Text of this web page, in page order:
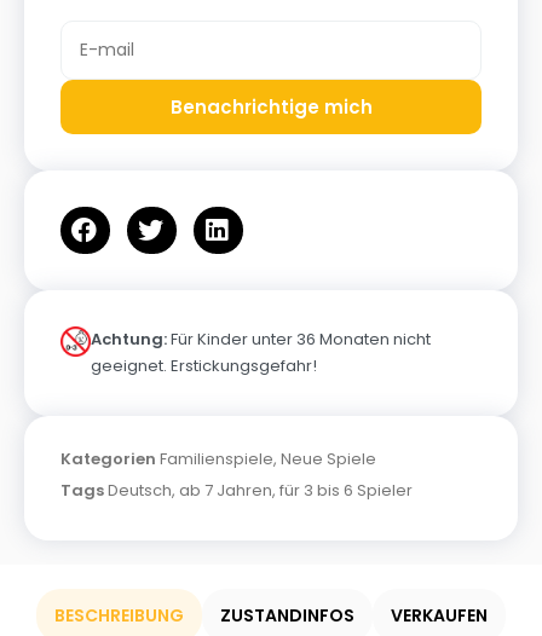
Benachrichtige mich
Achtung:Für Kinder unter 36 Monaten nicht
geeignet. Erstickungsgefahr!
Kategorien Familienspiele, Neue Spiele
TagsDeutsch, ab 7 Jahren, für 3 bis 6 Spieler
BESCHREIBUNG ZUSTANDINFOS VERKAUFEN